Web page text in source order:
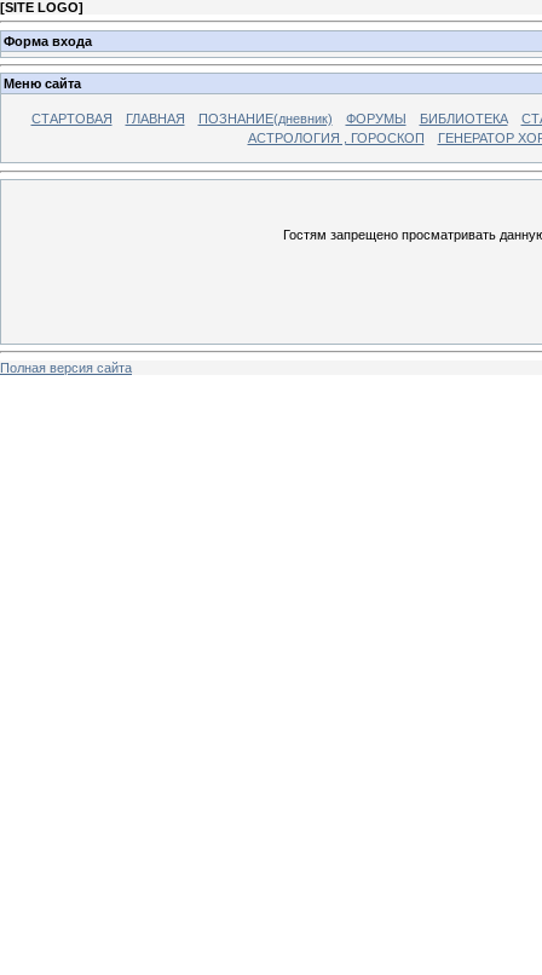
[SITE LOGO]
Форма входа
Меню сайта
СТАРТОВАЯ ГЛАВНАЯ ПОЗНАНИЕ(дневник) ФОРУМЫ БИБЛИОТЕКА
АСТРОЛОГИЯ , ГОРОСКОП
ГЕНЕРАТОР
Гостям запрещено просматривать
Полная версия сайта